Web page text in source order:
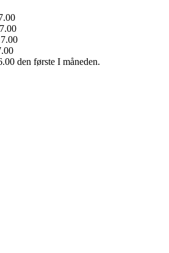
den første I måneden.